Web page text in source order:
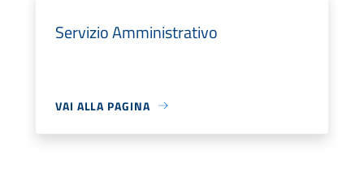
Servizio Amministrativo
VAI ALLA PAGINA